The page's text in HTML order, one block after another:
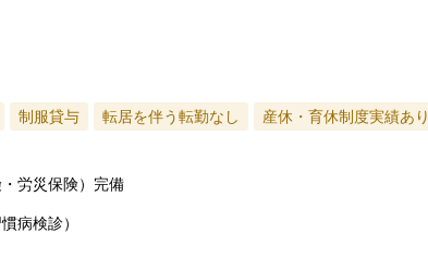
制服貸与 転居を伴う転勤なし 産休・育休制度実績あり
労災保険）完備
病検診）